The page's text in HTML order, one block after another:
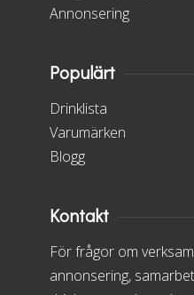
Annonsering
Populärt
Drinklista
Varumärken
Blogg
Kontakt
För frågor om
annonsering,